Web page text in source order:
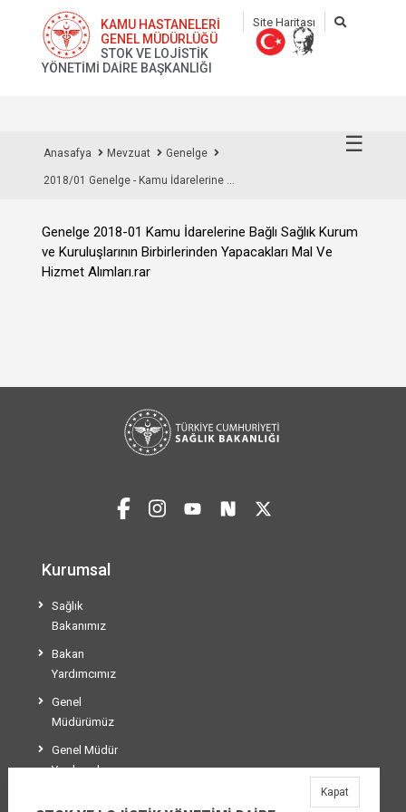
KAMU HASTANELERİ
GENEL MÜDÜRLÜĞÜ
STOK VE LOJİSTİK
YÖNETİMİ DAİRE BAŞKANLIĞI
Site Haritası
☰
Anasafya Mevzuat Genelge
2018/01 Genelge - Kamu İdarelerine ...
Genelge 2018-01 Kamu İdarelerine Bağlı Sağlık Kurum
ve Kuruluşlarının Birbirlerinden Yapacakları Mal Ve
Hizmet Alımları.rar
Kurumsal
Sağlık
Bakanımız
Bakan
Yardımcımız
Genel
Müdürümüz
Genel Müdür
Yardımcılarımız
Kapat